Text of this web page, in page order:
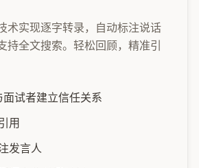
术实现逐字转录，自动标注说话
持全文搜索。轻松回顾，精准引
试者建立信任关系
用
发言人